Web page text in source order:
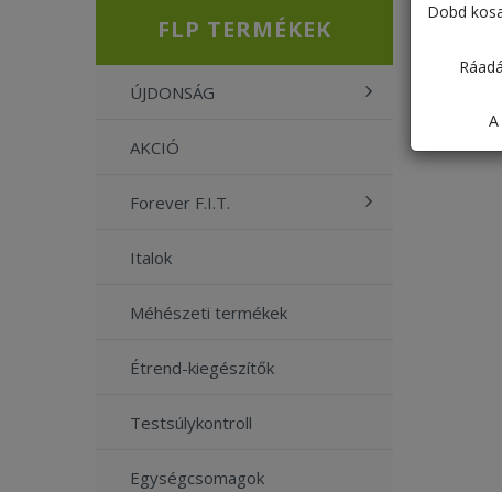
Dobd
FLP TERMÉKEK
ÚJDONSÁG
AKCIÓ
Forever F.I.T.
Italok
Méhészeti termékek
Étrend-kiegészítők
Testsúlykontroll
Egységcsomagok